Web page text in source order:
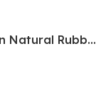
Ultra-Thin Natural Rubber Yoga Mat